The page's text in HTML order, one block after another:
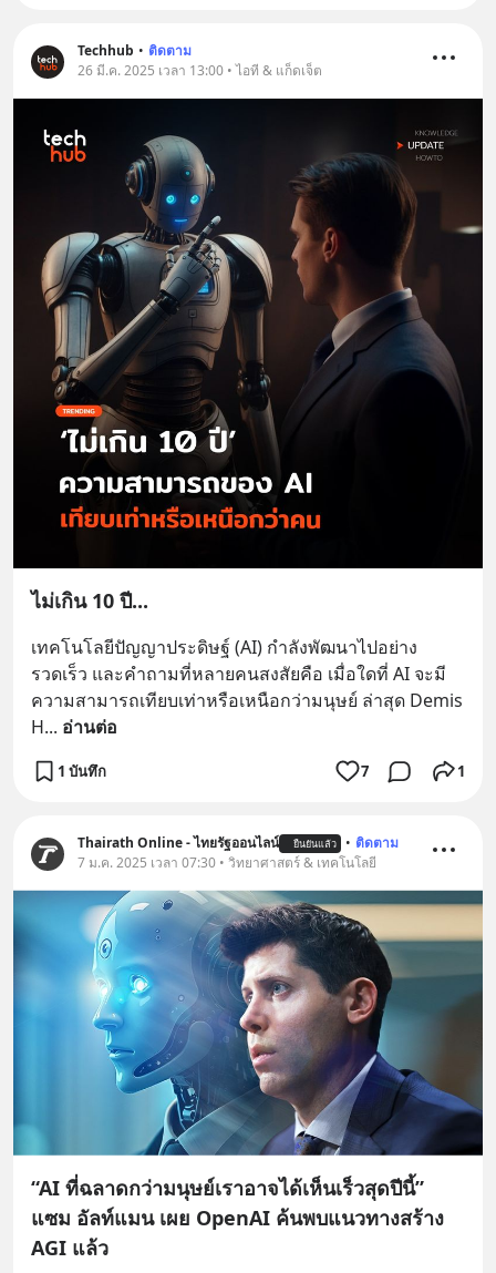
Techhub • ติดตาม
26 มี.ค. 2025 เวลา 13:00 • ไอที & แก็ดเจ็ต
ไม่เกิน 10 ปี...
เทคโนโลยีปัญญาประดิษฐ์ (AI) กำลังพัฒนาไปอย่าง
รวดเร็ว และคำถามที่หลายคนสงสัยคือ เมื่อใดที่ AI จะมี
ความสามารถเทียบเท่าหรือเหนือกว่ามนุษย์ ล่าสุด Demis
H... อ่านต่อ
1 บันทึก 7 1
Thairath Online - ไทยรัฐออนไลน์ ยืนยันแล้ว • ติดตาม
7 ม.ค. 2025 เวลา 07:30 • วิทยาศาสตร์ & เทคโนโลยี
“AI ที่ฉลาดกว่ามนุษย์เราอาจได้เห็นเร็วสุดปีนี้”
แซม อัลท์แมน เผย OpenAI ค้นพบแนวทางสร้าง
AGI แล้ว